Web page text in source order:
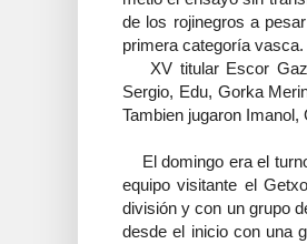
de los rojinegros a
primera categoría vasca.
XV titular Escor
Sergio, Edu, Gorka
Tambien jugaron
El domingo era el
equipo visitante el
división y con un grupo
desde el inicio con una